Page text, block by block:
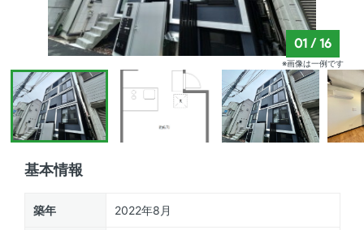
基本情報
築年 2022年8月
01 /16
※画像は一例です